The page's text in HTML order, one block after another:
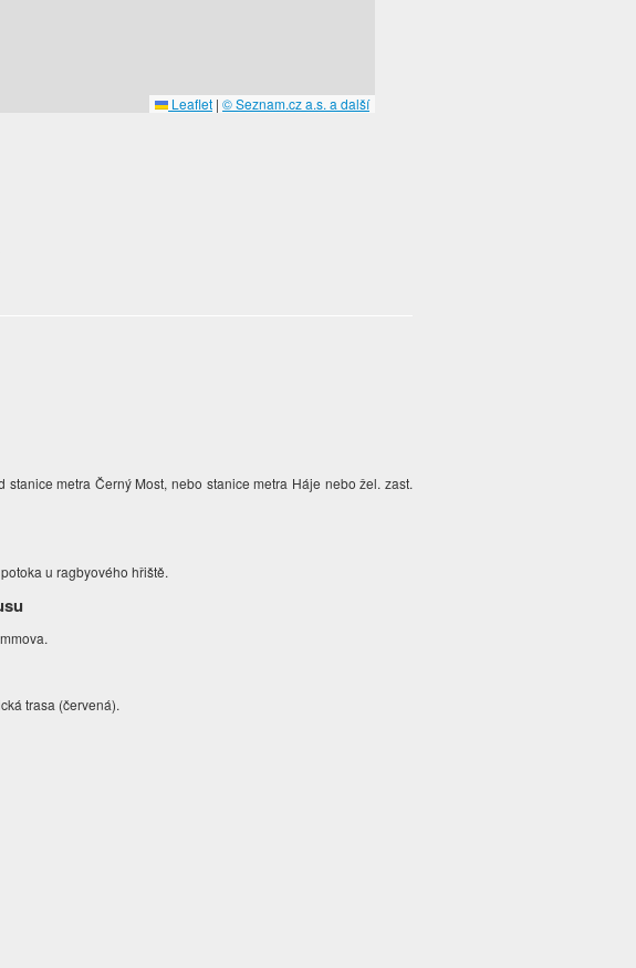
Leaflet | © Seznam.cz a.s. a další
metra Černý Most, nebo stanice metra Háje nebo žel. zast.
u ragbyového hřiště.
trasa (červená).